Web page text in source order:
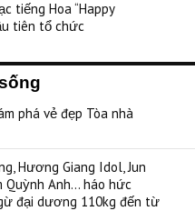
tiếng Hoa “Happy
tiên tổ chức
phá vẻ đẹp Tòa nhà
Hương Giang Idol, Jun
Quỳnh Anh… háo hức
đại dương 110kg đến từ